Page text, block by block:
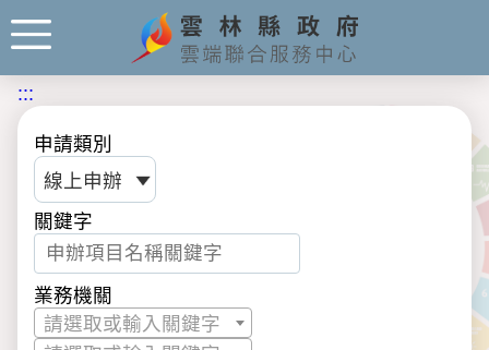
:::
申請類別
關鍵字
業務機關
請選取或輸入關鍵字